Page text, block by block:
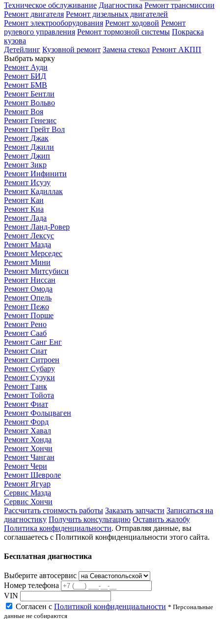
Техническое обслуживание Диагностика Ремонт трансмиссии
Ремонт двигателя Ремонт дизельных двигателей
Ремонт электрооборудования Ремонт ходовой Ремонт
рулевого управления Ремонт тормозной системы Покраска
кузова
Детейлинг Кузовной ремонт Замена стекол Ремонт АКПП
Выбрать марку
Ремонт Ауди
Ремонт БИД
Ремонт БМВ
Ремонт Бентли
Ремонт Вольво
Ремонт Воя
Ремонт Генезис
Ремонт Грейт Вол
Ремонт Джак
Ремонт Джили
Ремонт Джип
Ремонт Зикр
Ремонт Инфинити
Ремонт Исузу
Ремонт Кадиллак
Ремонт Каи
Ремонт Киа
Ремонт Лада
Ремонт Ланд-Ровер
Ремонт Лексус
Ремонт Мазда
Ремонт Мерседес
Ремонт Мини
Ремонт Митсубиси
Ремонт Ниссан
Ремонт Омода
Ремонт Опель
Ремонт Пежо
Ремонт Порше
Ремонт Рено
Ремонт Сааб
Ремонт Санг Енг
Ремонт Сиат
Ремонт Ситроен
Ремонт Субару
Ремонт Сузуки
Ремонт Танк
Ремонт Тойота
Ремонт Фиат
Ремонт Фольцваген
Ремонт Форд
Ремонт Хавал
Ремонт Хонда
Ремонт Хончи
Ремонт Чанган
Ремонт Чери
Ремонт Шевроле
Ремонт Ягуар
Сервис Мазда
Сервис Хончи
Рассчитать стоимость работы Заказать запчасти Записаться на
диагностику Получить консультацию Оставить жалобу
Политика конфиденциальности. Отправляя данные, вы
соглашаетесь с Политикой конфиденциальности этого сайта.
Бесплатная диагностика
Выберите автосервис
Номер телефона
VIN
Согласен с Политикой конфиденциальности * Персональные
данные не собираются